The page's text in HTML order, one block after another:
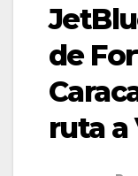
de
ruta a